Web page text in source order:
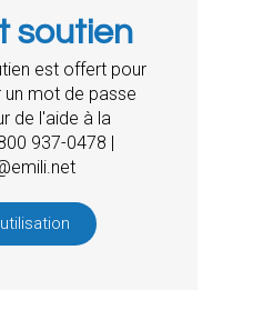
soutien
est offert pour
un mot de passe
de l'aide à la
937-0478 |